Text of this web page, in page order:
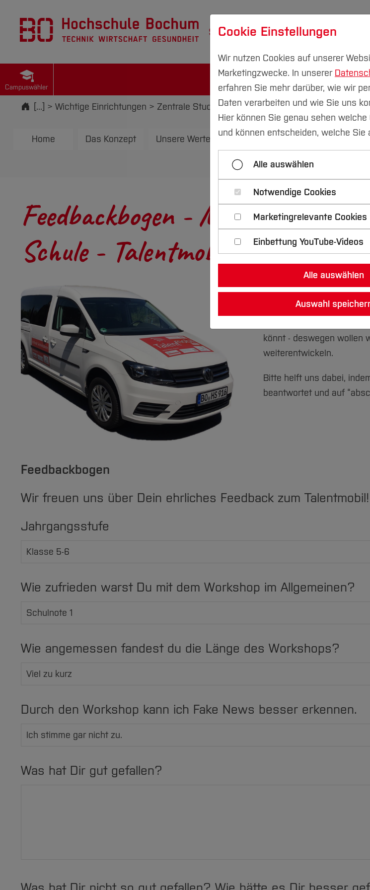
Studium Forschung & Transfer
Campuswähler
Startseite
[...] Wichtige Einrichtungen Zentrale Studienberatung Vor dem Studium
Home Das Konzept Unsere Werte Angebote Talentmobil
Feedbackbogen - Mathematik
Schule - Talentmobil
Eure Meinung ist uns
Ihr aus den Workshops
könnt - deswegen wollen
weiterentwickeln.
Bitte helft uns dabei,
beantwortet und auf
Feedbackbogen
Wir freuen uns über Dein ehrliches Feedback zum
Jahrgangsstufe
Wie zufrieden warst Du mit dem Workshop im Allgemeinen?
Wie angemessen fandest du die Länge des Workshops?
Durch den Workshop kann ich Fake News besser erkennen.
Was hat Dir gut gefallen?
Cookie Einstellungen
Wir nutzen Cookies auf unserer
Marketingzwecke. In unserer
erfahren Sie mehr darüber, wie wir
Daten verarbeiten und wie Sie uns
Hier können Sie genau sehen
und können entscheiden, welche Sie
Alle auswählen
Notwendige Cookies
Marketingrelevante Cookies
Einbettung YouTube-Videos
Alle auswählen
Auswahl